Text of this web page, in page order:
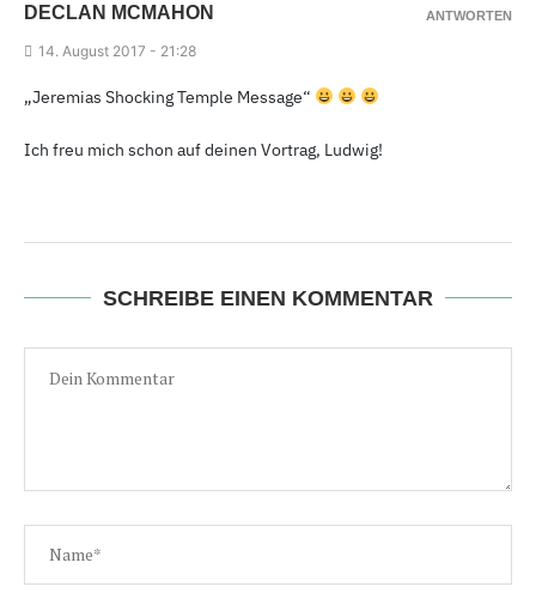
DECLAN MCMAHON
14. August 2017 - 21 :28
„Jeremias Shocking Temple Message“
Ich freu mich schon auf deinen Vortrag, Ludwig!
ANTWORTEN
SCHREIBE EINEN KOMMENTAR